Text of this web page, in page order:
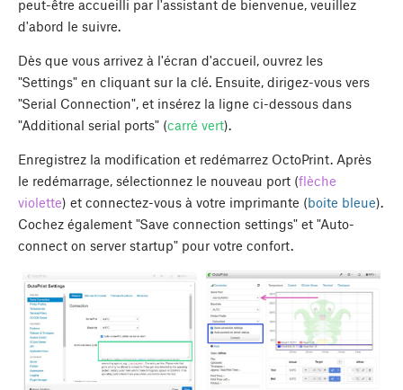
peut-être accueilli par l'assistant de bienvenue, veuillez
d'abord le suivre.
Dès que vous arrivez à l'écran d'accueil, ouvrez les
"Settings" en cliquant sur la clé. Ensuite, dirigez-vous vers
"Serial Connection", et insérez la ligne ci-dessous dans
"Additional serial ports" (carré vert).
Enregistrez la modification et redémarrez OctoPrint. Après
le redémarrage, sélectionnez le nouveau port (flèche
violette) et connectez-vous à votre imprimante (boite bleue).
Cochez également "Save connection settings" et "Auto-
connect on server startup" pour votre confort.